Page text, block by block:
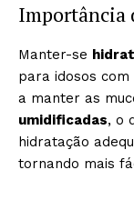
Importância
Manter-se
para idosos
a manter as
umidificadas, o
hidratação
tornando mais